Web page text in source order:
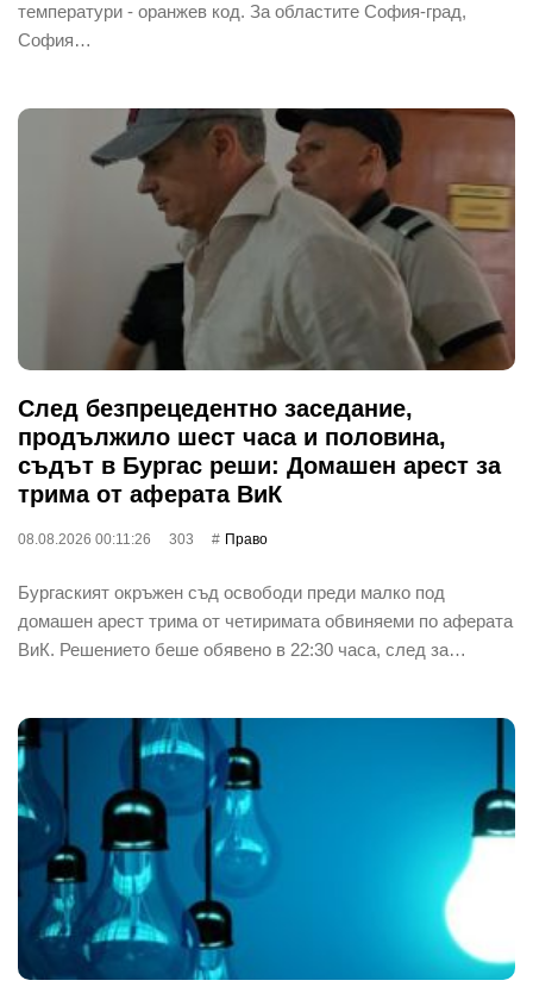
температури - оранжев код. За областите София-град,
София…
След безпрецедентно заседание,
продължило шест часа и половина,
съдът в Бургас реши: Домашен арест за
трима от аферата ВиК
08.08.2026 00:11:26 303 Право
Бургаският окръжен съд освободи преди малко под
домашен арест трима от четиримата обвиняеми по аферата
ВиК. Решението беше обявено в 22:30 часа, след за…